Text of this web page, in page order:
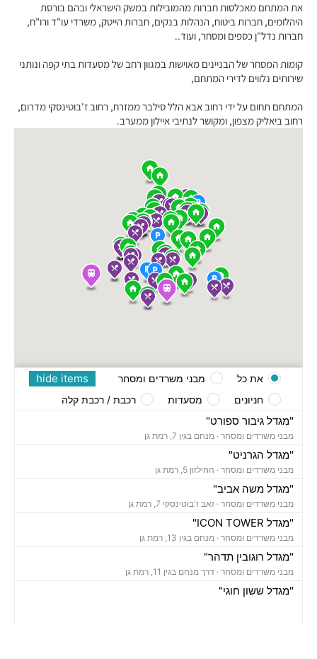
את המתחם מאכלסות חברות מהמובילות במשק הישראלי ובהם בורסת
היהלומים, חברות ביטוח, הנהלות בנקים, חברות הייטק, משרדי עו"ד ורו"ח,
חברות נדל"ן כספים ומסחר, ועוד..
קומות המסחר של הבניינים מאוישות במגוון רחב של מסעדות בתי קפה ונותני
שירותים נלווים לדירי המתחם,
המתחם תחום על ידי רחוב אבא הלל סילבר ממזרח, רחוב ז'בוטינסקי מדרום,
רחוב ביאליק מצפון, ומקושר לנתיבי איילון ממערב.
"מגדל גיבור ספורט"
מבני משרדים ומסחר · מנחם בגין 7, רמת גן
"מגדל הגרניט"
מבני משרדים ומסחר · החילזון 5, רמת גן
"מגדל משה אביב"
מבני משרדים ומסחר · זאב ז'בוטינסקי 7, רמת גן
"מגדל ICON TOWER"
מבני משרדים ומסחר · מנחם בגין 13, רמת גן
"מגדל רוגובין תדהר"
מבני משרדים ומסחר · דרך מנחם בגין 11, רמת גן
"מגדל ששון חוגי"
hide items את כל
מבני משרדים ומסחר
חניונים
מסעדות רכבת / רכבת קלה